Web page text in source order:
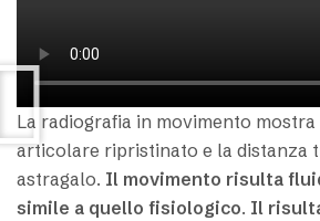
La radiografia in movimento
articolare ripristinato e la distanza
astragalo. Il movimento risulta
simile a quello fisiologico. Il